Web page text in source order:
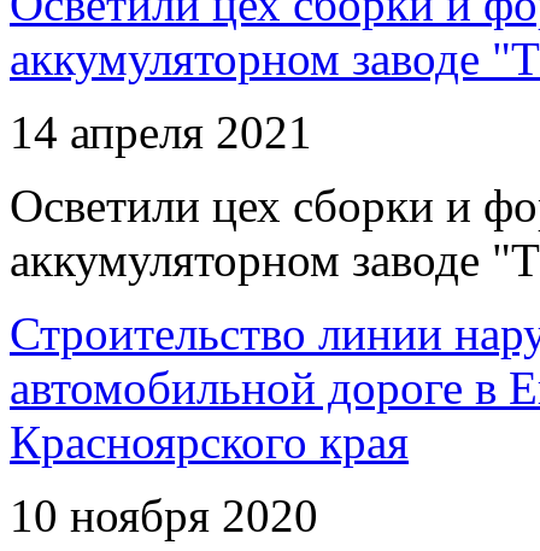
аккумуляторном заводе
14 апреля 2021
Осветили цех сборки и
аккумуляторном заводе
Строительство линии
автомобильной дороге в
Красноярского края
10 ноября 2020